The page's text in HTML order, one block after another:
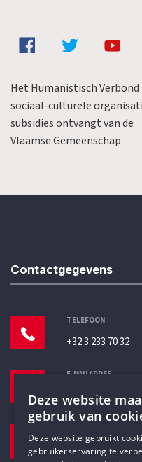
Het Humanistisch Verbond
sociaal-culturele
subsidies ontvangt van de
Vlaamse Gemeenschap
Contactgegevens
TELEFOON
+32 3 233 70 32
E-MAILADRES
Pottenbrug 4
Deze website
gebruik van
Deze website gebruikt
gebruikerservaring te